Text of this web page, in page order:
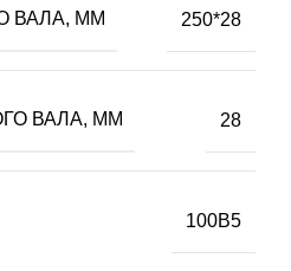
ВАЛА, ММ 250*28
ВАЛА, ММ 28
100B5